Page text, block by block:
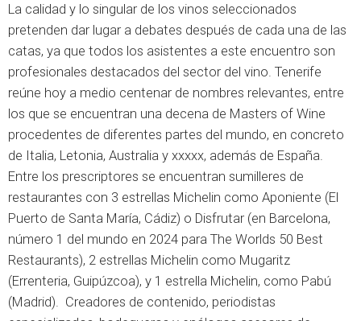
La calidad y lo singular de los vinos seleccionados
pretenden dar lugar a debates después de cada una de las
catas, ya que todos los asistentes a este encuentro son
profesionales destacados del sector del vino. Tenerife
reúne hoy a medio centenar de nombres relevantes, entre
los que se encuentran una decena de Masters of Wine
procedentes de diferentes partes del mundo, en concreto
de Italia, Letonia, Australia y xxxxx, además de España.
Entre los prescriptores se encuentran sumilleres de
restaurantes con 3 estrellas Michelin como Aponiente (El
Puerto de Santa María, Cádiz) o Disfrutar (en Barcelona,
número 1 del mundo en 2024 para The Worlds 50 Best
Restaurants), 2 estrellas Michelin como Mugaritz
(Errenteria, Guipúzcoa), y 1 estrella Michelin, como Pabú
(Madrid). Creadores de contenido, periodistas